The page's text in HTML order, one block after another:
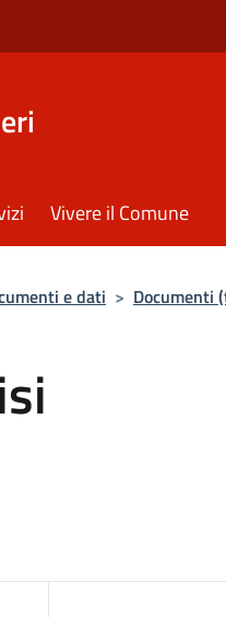
Vivere il Comune
e dati > Documenti